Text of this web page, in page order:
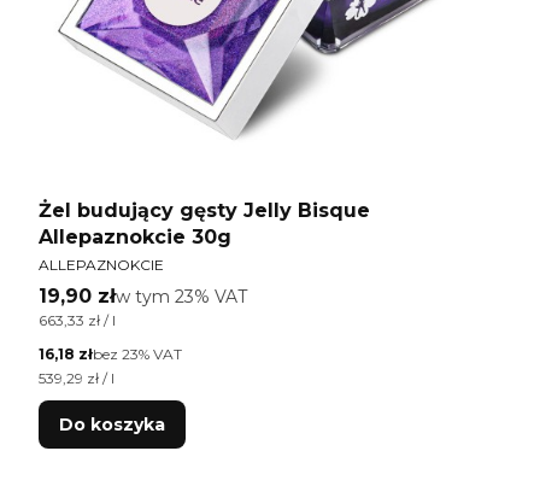
Żel budujący gęsty Jelly Bisque
Allepaznokcie 30g
PRODUCENT
ALLEPAZNOKCIE
Cena brutto
19,90 złw tym %s VAT
w tym 23% VAT
Cena jednostkowa brutto
663,33 zł / l
Cena netto
16,18 złbez 23% VAT
Cena jednostkowa netto
539,29 zł / l
Do koszyka